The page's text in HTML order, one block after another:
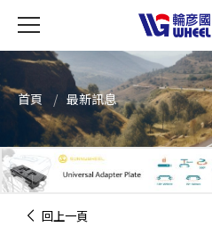
首頁 最新訊息
回上一頁